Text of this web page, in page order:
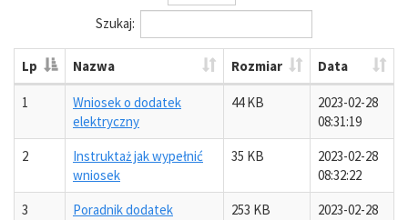
Szukaj:
Lp Nazwa Rozmiar Data
1
Wniosek o dodatek
elektryczny
44 KB
2023-02-28
08:31:19
2
Instruktaż jak wypełnić
wniosek
35 KB
2023-02-28
08:32:22
3
Poradnik dodatek
253 KB
2023-02-28